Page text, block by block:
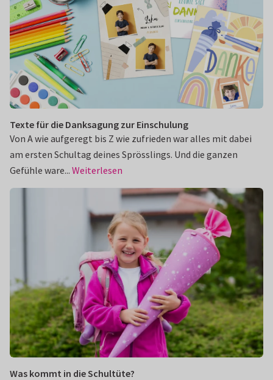
Texte für die Danksagung zur Einschulung
Von A wie aufgeregt bis Z wie zufrieden war alles mit dabei
am ersten Schultag deines Sprösslings. Und die ganzen
Gefühle ware... Weiterlesen
Was kommt in die Schultüte?